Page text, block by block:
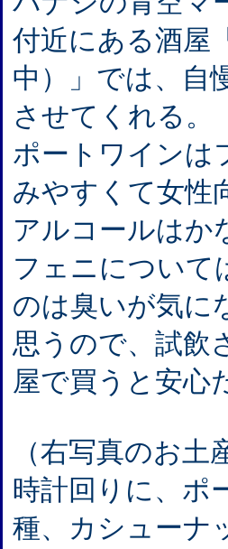
付近にある酒屋
中）」では、自
させてくれる。
ポートワインは
みやすくて女性
アルコールはか
フェニについて
のは臭いが気に
思うので、試飲
屋で買うと安心
（右写真のお
時計回りに、ポ
種、カシューナ